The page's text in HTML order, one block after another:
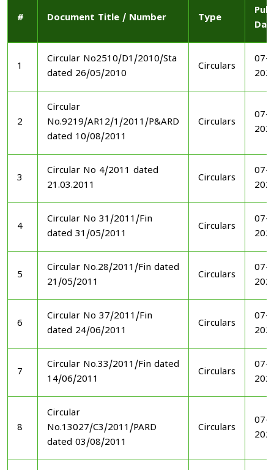
# Document Title / Number Type
1
Circular No2510/D1/2010/Sta
dated 26/05/2010
Circulars
07-
2
Circular
No.9219/AR12/1/2011/P&ARD
dated 10/08/2011
Circulars
07-
3
Circular No 4/2011 dated
21.03.2011
Circulars
07-
4
Circular No 31/2011/Fin
dated 31/05/2011
Circulars
07-
5
Circular No.28/2011/Fin dated
21/05/2011
Circulars
07-
6
Circular No 37/2011/Fin
dated 24/06/2011
Circulars
07-
7
Circular No.33/2011/Fin dated
14/06/2011
Circulars
07-
8
Circular
No.13027/C3/2011/PARD
dated 03/08/2011
Circulars
07-